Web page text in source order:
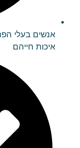
אנשים בעלי
איכות חייהם